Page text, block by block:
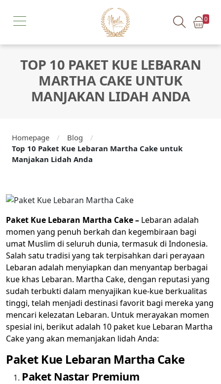
0
TOP 10 PAKET KUE LEBARAN
MARTHA CAKE UNTUK
MANJAKAN LIDAH ANDA
Homepage / Blog
/
Top 10 Paket Kue Lebaran Martha Cake untuk
Manjakan Lidah Anda
Paket Kue Lebaran Martha Cake – Lebaran adalah
momen yang penuh berkah dan kegembiraan bagi
umat Muslim di seluruh dunia, termasuk di Indonesia.
Salah satu tradisi yang tak terpisahkan dari perayaan
Lebaran adalah menyiapkan dan menyantap berbagai
kue khas Lebaran. Martha Cake, dengan reputasi yang
sudah terbukti dalam menyajikan kue-kue berkualitas
tinggi, telah menjadi destinasi favorit bagi mereka yang
mencari kelezatan Lebaran. Untuk merayakan momen
spesial ini, berikut adalah 10 paket kue Lebaran Martha
Cake yang akan memanjakan lidah Anda:
Paket Kue Lebaran Martha Cake
Paket Nastar Premium